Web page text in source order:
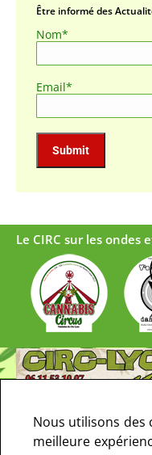
Être informé des
Nom*
Email*
Le CIRC sur les ondes
Nous utilisons des
meilleure